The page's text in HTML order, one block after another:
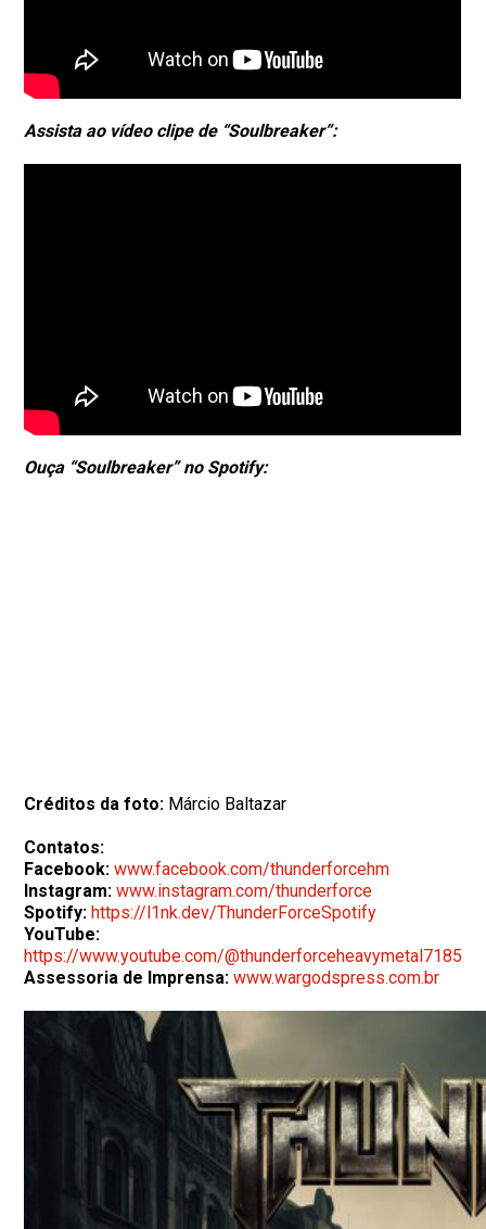
Assista ao vídeo clipe de “Soulbreaker”:
Ouça “Soulbreaker” no Spotify:
Créditos da foto: Márcio Baltazar
Contatos:
Facebook:www.facebook.com/thunderforcehm
Instagram:www.instagram.com/thunderforce
Spotify:https://l1nk.dev/ThunderForceSpotify
YouTube:
https://www.youtube.com/@thunderforceheavymetal7185
Assessoria de Imprensa:www.wargodspress.com.br